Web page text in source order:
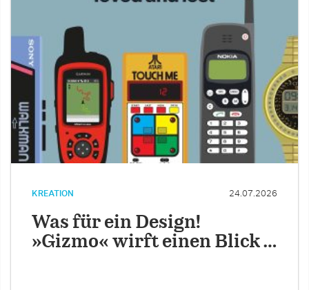
KREATION 24.07.2026
Was für ein Design!
»Gizmo« wirft einen Blick …